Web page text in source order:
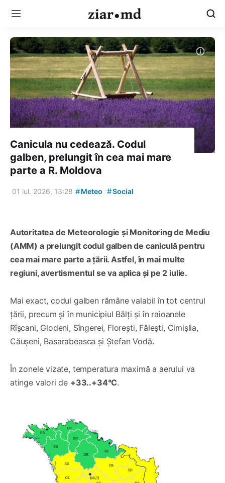
Canicula nu cedează. Codul
galben, prelungit în cea mai mare
parte a R. Moldova
01 iul. 2026, 13:28 #Meteo #Social
Autoritatea de Meteorologie și Monitoring de Mediu
(AMM) a prelungit codul galben de caniculă pentru
cea mai mare parte a țării. Astfel, în mai multe
regiuni, avertismentul se va aplica și pe 2 iulie.
Mai exact, codul galben rămâne valabil în tot centrul
țării, precum și în municipiul Bălți și în raioanele
Rîșcani, Glodeni, Sîngerei, Florești, Fălești, Cimișlia,
Căușeni, Basarabeasca și Ștefan Vodă.
În zonele vizate, temperatura maximă a aerului va
atinge valori de +33..+34°C.